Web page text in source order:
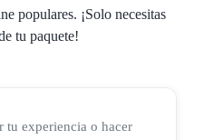
populares. ¡Solo necesitas
tu paquete!
tu experiencia o hacer